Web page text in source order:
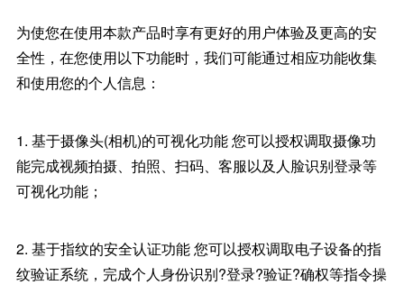
为使您在使用本款产品时享有更好的用户体验及更高的安
全性，在您使用以下功能时，我们可能通过相应功能收集
和使用您的个人信息：
1. 基于摄像头(相机)的可视化功能 您可以授权调取摄像功
能完成视频拍摄、拍照、扫码、客服以及人脸识别登录等
可视化功能；
2. 基于指纹的安全认证功能 您可以授权调取电子设备的指
纹验证系统，完成个人身份识别?登录?验证?确权等指令操